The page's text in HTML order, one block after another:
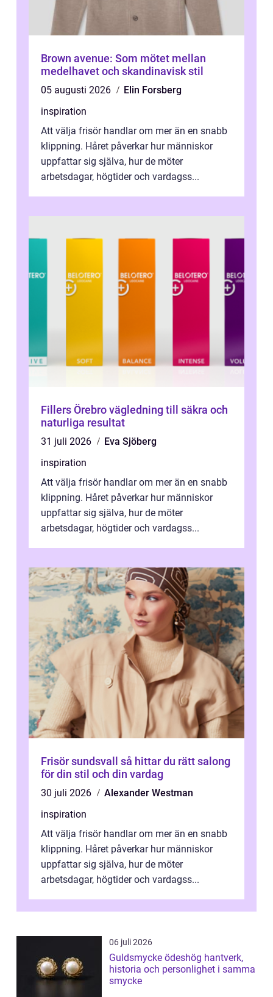
Brown avenue: Som mötet mellan
medelhavet och skandinavisk stil
05 augusti 2026
Elin Forsberg
inspiration
Att välja frisör handlar om mer än en snabb
klippning. Håret påverkar hur människor
uppfattar sig själva, hur de möter
arbetsdagar, högtider och vardagss...
Fillers Örebro vägledning till säkra och
naturliga resultat
31 juli 2026
Eva Sjöberg
inspiration
Att välja frisör handlar om mer än en snabb
klippning. Håret påverkar hur människor
uppfattar sig själva, hur de möter
arbetsdagar, högtider och vardagss...
Frisör sundsvall så hittar du rätt salong
för din stil och din vardag
30 juli 2026
Alexander Westman
inspiration
Att välja frisör handlar om mer än en snabb
klippning. Håret påverkar hur människor
uppfattar sig själva, hur de möter
arbetsdagar, högtider och vardagss...
06 juli 2026
Guldsmycke ödeshög hantverk,
historia och personlighet i samma
smycke